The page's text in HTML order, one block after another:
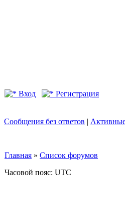
Вход Регистрация
Сообщения без ответов |
Главная » Список форумов
Часовой пояс: UTC